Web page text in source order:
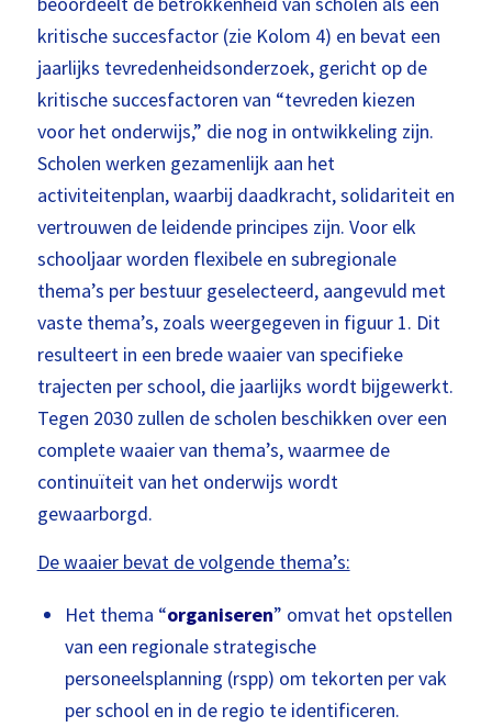
kritische succesfactor (zie Kolom 4) en bevat een
jaarlijks tevredenheidsonderzoek, gericht op de
kritische succesfactoren van “tevreden kiezen
voor het onderwijs,” die nog in ontwikkeling zijn.
Scholen werken gezamenlijk aan het
activiteitenplan, waarbij daadkracht, solidariteit en
vertrouwen de leidende principes zijn. Voor elk
schooljaar worden flexibele en subregionale
thema’s per bestuur geselecteerd, aangevuld met
vaste thema’s, zoals weergegeven in figuur 1. Dit
resulteert in een brede waaier van specifieke
trajecten per school, die jaarlijks wordt bijgewerkt.
Tegen 2030 zullen de scholen beschikken over een
complete waaier van thema’s, waarmee de
continuïteit van het onderwijs wordt
gewaarborgd.
De waaier bevat de volgende thema’s:
Het thema “organiseren” omvat het opstellen
van een regionale strategische
personeelsplanning (rspp) om tekorten per vak
per school en in de regio te identificeren.